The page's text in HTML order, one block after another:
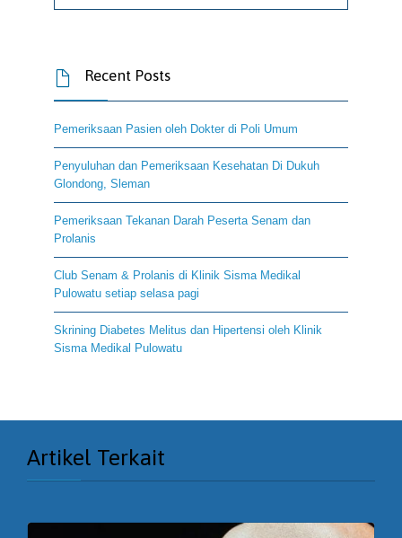
 Recent Posts
Pemeriksaan Pasien oleh Dokter di Poli Umum
Penyuluhan dan Pemeriksaan Kesehatan Di Dukuh
Glondong, Sleman
Pemeriksaan Tekanan Darah Peserta Senam dan
Prolanis
Club Senam & Prolanis di Klinik Sisma Medikal
Pulowatu setiap selasa pagi
Skrining Diabetes Melitus dan Hipertensi oleh Klinik
Sisma Medikal Pulowatu
Artikel Terkait